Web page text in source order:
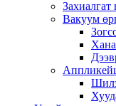
Вакуум